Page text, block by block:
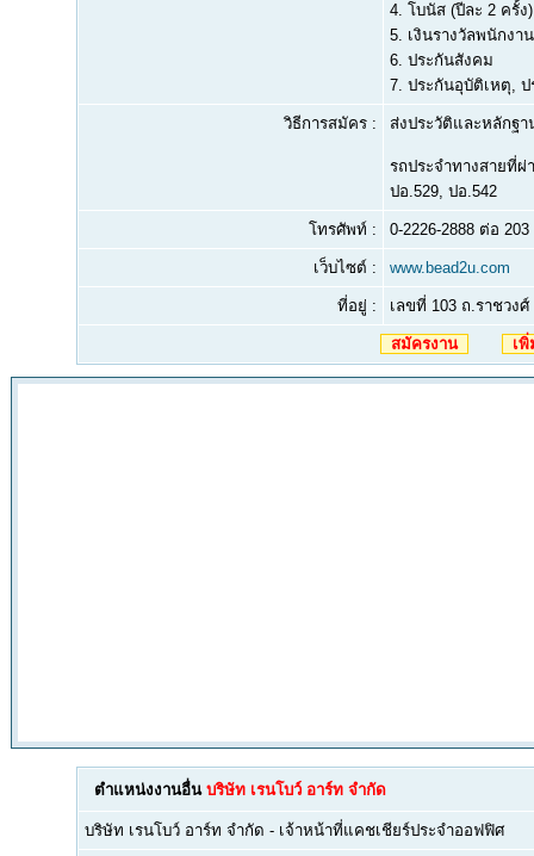
4. โบนัส (ปีละ 2 ครั้ง)
5. เงินรางวัลพนักงา
6. ประกันสังคม
7. ประกันอุบัติเหตุ,
วิธีการสมัคร : ส่งประวัติและหลักฐ
รถประจำทางสายที่ผ่
ปอ.529, ปอ.542
โทรศัพท์ : 0-2226-2888 ต่อ
เว็บไซต์ : www.bead2u.com
ที่อยู่ : เลขที่ 103 ถ.ราชวง
สมัครงาน เ
ตำแหน่งงานอื่น บริษัท เรนโบว์ อาร์ท จำกัด
บริษัท เรนโบว์ อาร์ท จำกัด - เจ้าหน้าที่แคชเชียร์ประจำออฟฟิศ